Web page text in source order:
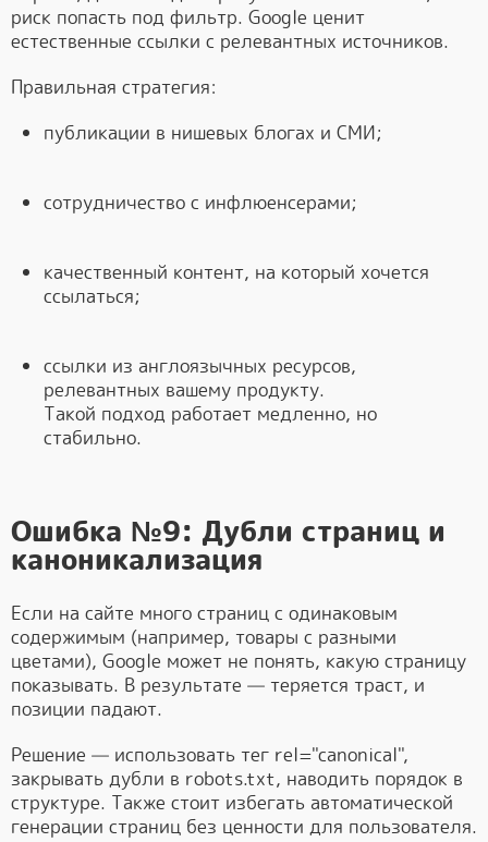
риск попасть под фильтр. Google ценит
естественные ссылки с релевантных источников.
Правильная стратегия:
публикации в нишевых блогах и СМИ;
сотрудничество с инфлюенсерами;
качественный контент, на который хочется
ссылаться;
ссылки из англоязычных ресурсов,
релевантных вашему продукту.
Такой подход работает медленно, но
стабильно.
Ошибка №9: Дубли страниц и
каноникализация
Если на сайте много страниц с одинаковым
содержимым (например, товары с разными
цветами), Google может не понять, какую страницу
показывать. В результате — теряется траст, и
позиции падают.
Решение — использовать тег rel="canonical",
закрывать дубли в robots.txt, наводить порядок в
структуре. Также стоит избегать автоматической
генерации страниц без ценности для пользователя.